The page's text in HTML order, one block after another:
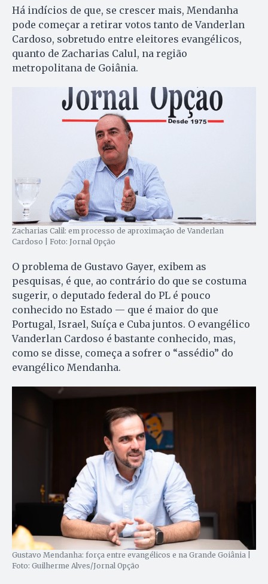
Há indícios de que, se crescer mais, Mendanha
pode começar a retirar votos tanto de Vanderlan
Cardoso, sobretudo entre eleitores evangélicos,
quanto de Zacharias Calul, na região
metropolitana de Goiânia.
Zacharias Calil: em processo de aproximação de Vanderlan
Cardoso | Foto: Jornal Opção
O problema de Gustavo Gayer, exibem as
pesquisas, é que, ao contrário do que se costuma
sugerir, o deputado federal do PL é pouco
conhecido no Estado — que é maior do que
Portugal, Israel, Suíça e Cuba juntos. O evangélico
Vanderlan Cardoso é bastante conhecido, mas,
como se disse, começa a sofrer o “assédio” do
evangélico Mendanha.
Gustavo Mendanha: força entre evangélicos e na Grande Goiânia |
Foto: Guilherme Alves/Jornal Opção